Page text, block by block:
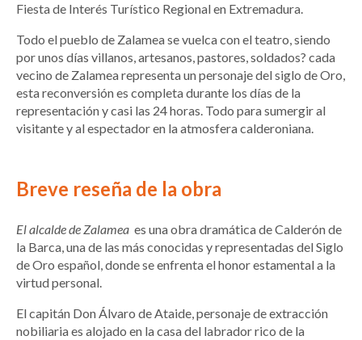
Fiesta de Interés Turístico Regional en Extremadura.
Todo el pueblo de Zalamea se vuelca con el teatro, siendo
por unos días villanos, artesanos, pastores, soldados? cada
vecino de Zalamea representa un personaje del siglo de Oro,
esta reconversión es completa durante los días de la
representación y casi las 24 horas. Todo para sumergir al
visitante y al espectador en la atmosfera calderoniana.
Breve reseña de la obra
El alcalde de Zalamea es una obra dramática de Calderón de
la Barca, una de las más conocidas y representadas del Siglo
de Oro español, donde se enfrenta el honor estamental a la
virtud personal.
El capitán Don Álvaro de Ataide, personaje de extracción
nobiliaria es alojado en la casa del labrador rico de la